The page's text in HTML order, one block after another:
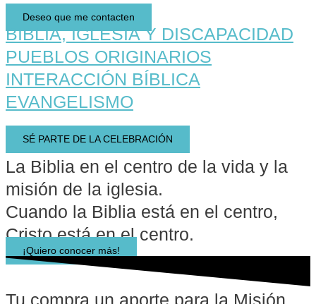
Deseo que me contacten
BIBLIA, IGLESIA Y DISCAPACIDAD
PUEBLOS ORIGINARIOS
INTERACCIÓN BÍBLICA
EVANGELISMO
SÉ PARTE DE LA CELEBRACIÓN
La Biblia en el centro de la vida y la
misión de la iglesia.
Cuando la Biblia está en el centro,
Cristo está en el centro.
¡Quiero conocer más!
Tu compra un aporte para la Misión